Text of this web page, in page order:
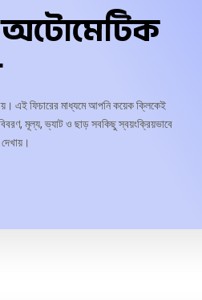
অটোমেটিক
এই ফিচারের মাধ্যমে আপনি কয়েক ক্লিকেই
মূল্য, ভ্যাট ও ছাড় সবকিছু স্বয়ংক্রিয়ভাবে